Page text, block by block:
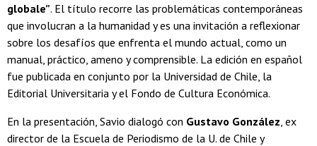
globale”. El título recorre las problemáticas contemporáneas
que involucran a la humanidad y es una invitación a reflexionar
sobre los desafíos que enfrenta el mundo actual, como un
manual, práctico, ameno y comprensible. La edición en español
fue publicada en conjunto por la Universidad de Chile, la
Editorial Universitaria y el Fondo de Cultura Económica.
En la presentación, Savio dialogó con Gustavo González , ex
director de la Escuela de Periodismo de la U. de Chile y